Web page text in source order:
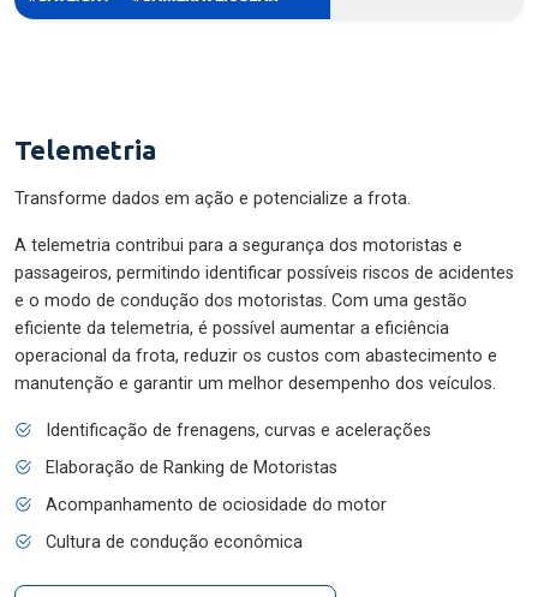
Telemetria
Transforme dados em ação e potencialize a frota.
A telemetria contribui para a segurança dos motoristas e
passageiros, permitindo identificar possíveis riscos de acidentes
e o modo de condução dos motoristas. Com uma gestão
eficiente da telemetria, é possível aumentar a eficiência
operacional da frota, reduzir os custos com abastecimento e
manutenção e garantir um melhor desempenho dos veículos.
Identificação de frenagens, curvas e acelerações
Elaboração de Ranking de Motoristas
Acompanhamento de ociosidade do motor
Cultura de condução econômica